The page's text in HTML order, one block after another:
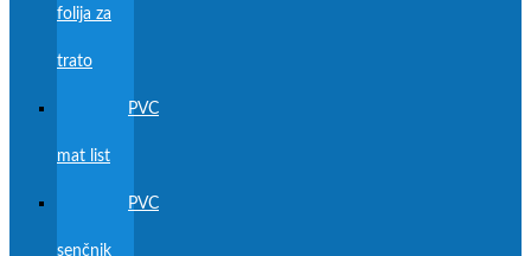
folija za
trato
PVC
mat list
PVC
senčnik